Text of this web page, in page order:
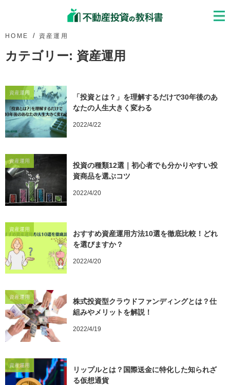
HOME 資産運用
カテゴリー: 資産運用
資産運用
「投資とは？」を理解するだけで30年後のあ
なたの人生大きく変わる
2022/4/22
資産運用
投資の種類12選｜初心者でも分かりやすい投
資商品を選ぶコツ
2022/4/20
資産運用
おすすめ資産運用方法10選を徹底比較！どれ
を選びますか？
2022/4/20
資産運用
株式投資型クラウドファンディングとは？仕
組みやメリットを解説！
2022/4/19
資産運用
リップルとは？国際送金に特化した知られざ
る仮想通貨